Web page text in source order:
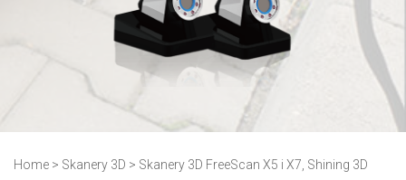
Home > Skanery 3D > Skanery 3D FreeScan X5 i X7, Shining 3D